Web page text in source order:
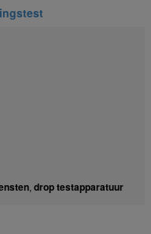
, drop testapparatuur